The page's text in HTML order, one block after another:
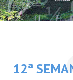
A OBM
Coordenadores
Perguntas frequentes
NOVIDADES
12ª